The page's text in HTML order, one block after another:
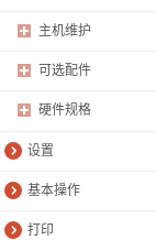
主机维护
可选配件
硬件规格
设置
基本操作
打印